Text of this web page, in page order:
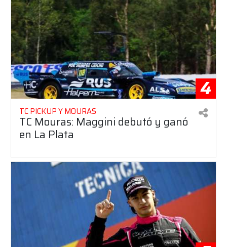
4
TC PICKUP Y MOURAS
TC Mouras: Maggini debutó y ganó
en La Plata